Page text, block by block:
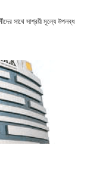
সাথে সাশ্রয়ী মূল্যে উপলব্ধ